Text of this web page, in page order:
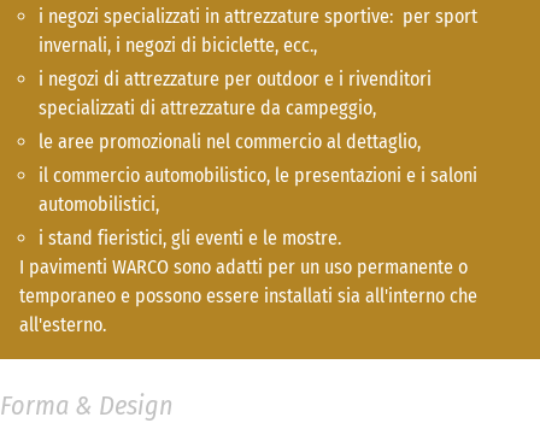
i negozi specializzati in attrezzature sportive: per sport
invernali, i negozi di biciclette, ecc.,
i negozi di attrezzature per outdoor e i rivenditori
specializzati di attrezzature da campeggio,
le aree promozionali nel commercio al dettaglio,
il commercio automobilistico, le presentazioni e i saloni
automobilistici,
i stand fieristici, gli eventi e le mostre.
I pavimenti WARCO sono adatti per un uso permanente o
temporaneo e possono essere installati sia all'interno che
all'esterno.
Forma & Design